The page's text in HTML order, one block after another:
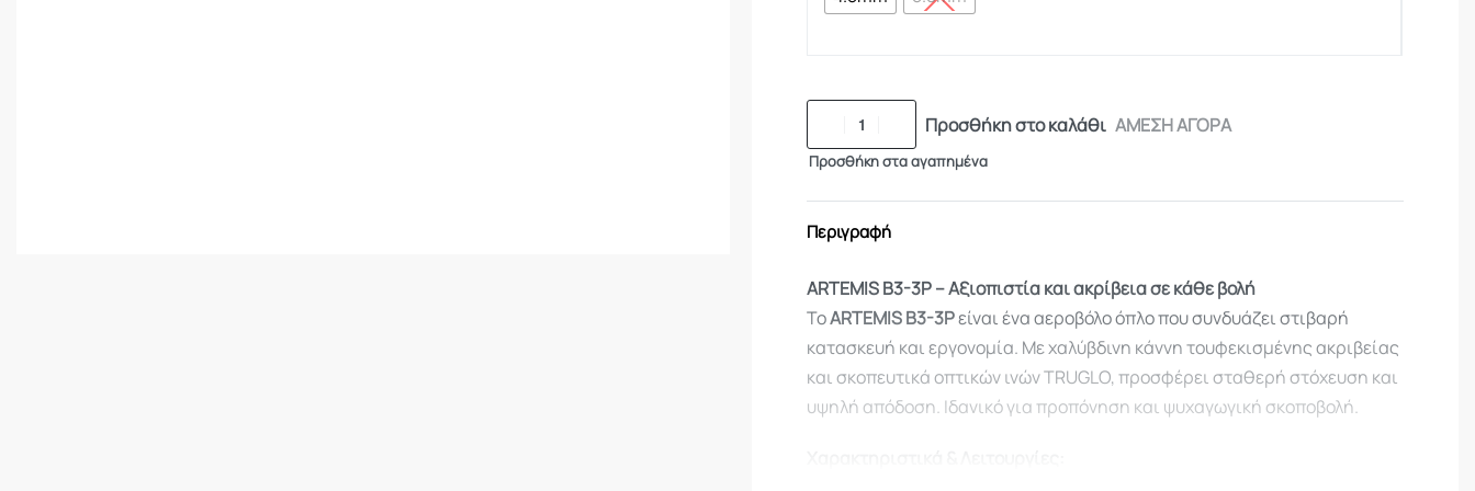
Προσθήκη στο καλάθι ΑΜΕΣΗ ΑΓΟΡΑ
Προσθήκη στα αγαπημένα
Περιγραφή
ARTEMIS B3-3P – Αξιοπιστία και ακρίβεια σε κάθε βολή
ΤοARTEMIS B3-3Pείναι ένα αεροβόλο όπλο που συνδυάζει στιβαρή
κατασκευή και εργονομία. Με χαλύβδινη κάννη τουφεκισμένης ακριβείας
και σκοπευτικά οπτικών ινών TRUGLO, προσφέρει σταθερή στόχευση και
υψηλή απόδοση. Ιδανικό για προπόνηση και ψυχαγωγική σκοποβολή.